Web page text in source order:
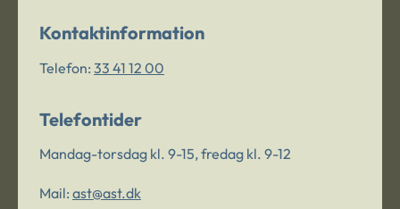
Kontaktinformation
Telefon: 33 41 12 00
Telefontider
Mandag-torsdag kl. 9-15, fredag kl. 9-12
Mail: ast@ast.dk